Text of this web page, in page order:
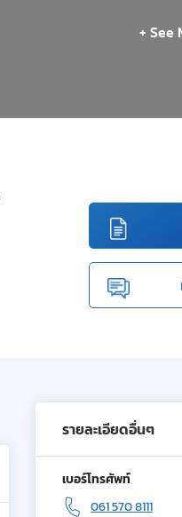
+ See
รายละเอียดอื่นๆ
เบอร์โทรศัพท์
061 570 8111